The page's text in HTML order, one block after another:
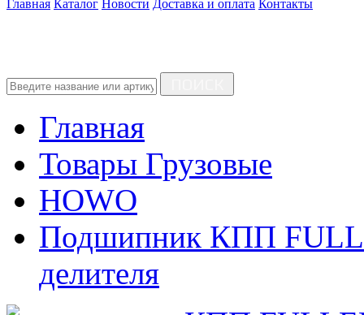
Главная Каталог Новости Доставка и оплата Контакты
Главная
Товары Грузовые
HOWO
Подшипник КПП
делителя